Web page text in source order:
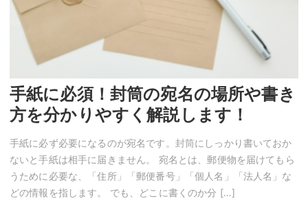
手紙に必須！封筒の宛名の場所や書き
方を分かりやすく解説します！
手紙に必ず必要になるのが宛名です。封筒にしっかり書いておか
ないと手紙は相手に届きません。 宛名とは、郵便物を届けてもら
うために必要な、「住所」「郵便番号」「個人名」「法人名」な
どの情報を指します。 でも、どこに書くのか分 […]